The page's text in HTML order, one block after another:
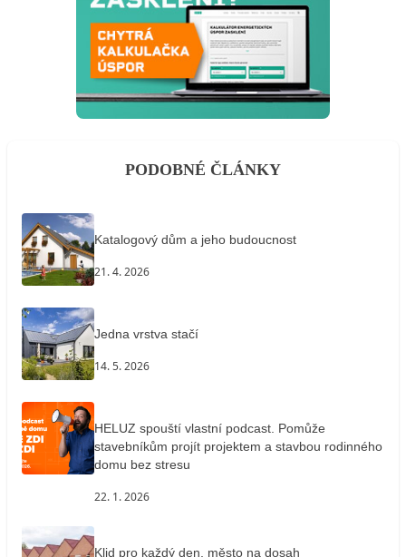
PODOBNÉ ČLÁNKY
Katalogový dům a jeho budoucnost
21. 4. 2026
Jedna vrstva stačí
14. 5. 2026
HELUZ spouští vlastní podcast. Pomůže
stavebníkům projít projektem a stavbou rodinného
domu bez stresu
22. 1. 2026
Klid pro každý den, město na dosah